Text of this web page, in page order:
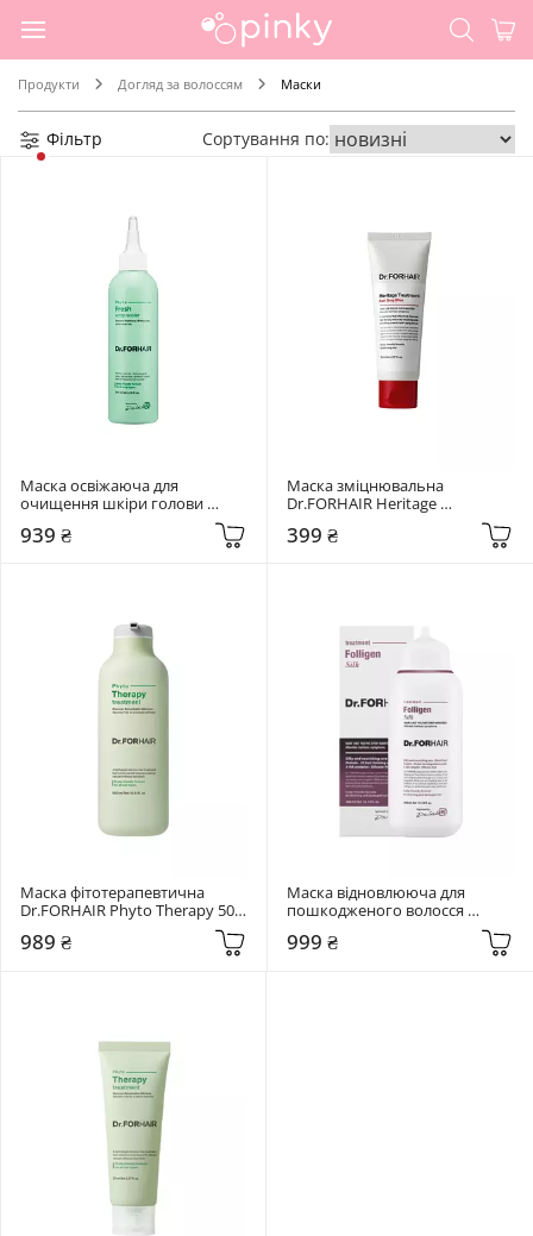
Продукти Догляд за волоссям Маски
Фільтр Сортування по:
Маска освіжаюча для
очищення шкіри голови
Dr.FORHAIR Phyto Fresh Scalp
Scaler 200 мл
939 ₴
Маска зміцнювальна
Dr.FORHAIR Heritage
Treatment Earl Grey Bliss 70 мл
399 ₴
Маска фітотерапевтична
Dr.FORHAIR Phyto Therapy 500
989 ₴
Маска відновлююча для
пошкодженого волосся
Dr.FORHAIR Folligen Silk 300 мл
999 ₴